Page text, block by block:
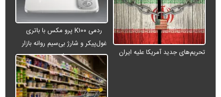
تحریم‌های جدید آمریکا علیه ایران
ردمی K۱۰۰ پرو مکس با باتری
غول‌پیکر و شارژ بی‌سیم روانه بازار
می‌شود